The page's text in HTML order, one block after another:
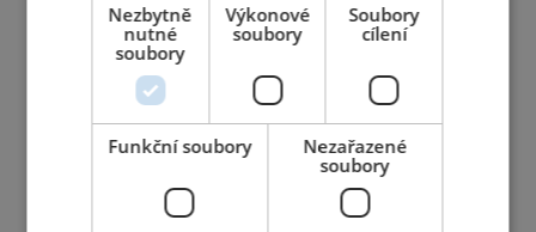
Nezbytně
nutné
soubory
Výkonové
soubory
Soubory
cílení
Funkční soubory
Nezařazené
soubory